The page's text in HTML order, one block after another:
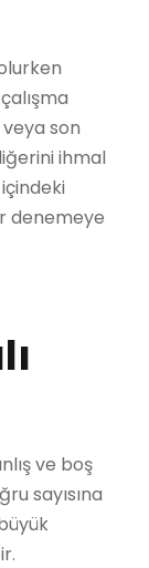
son
ihmal
denemeye
ve boş
sayısına